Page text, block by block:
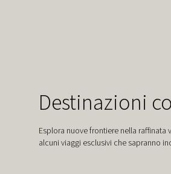
Destinazioni
Esplora nuove frontiere nella
alcuni viaggi esclusivi che sapranno